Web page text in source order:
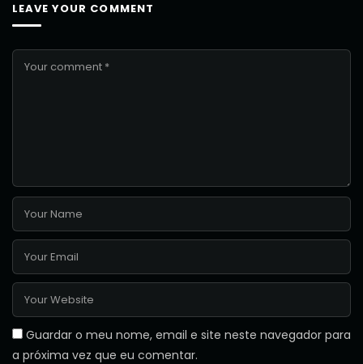
LEAVE YOUR COMMENT
Guardar o meu nome, email e site neste navegador para
a próxima vez que eu comentar.